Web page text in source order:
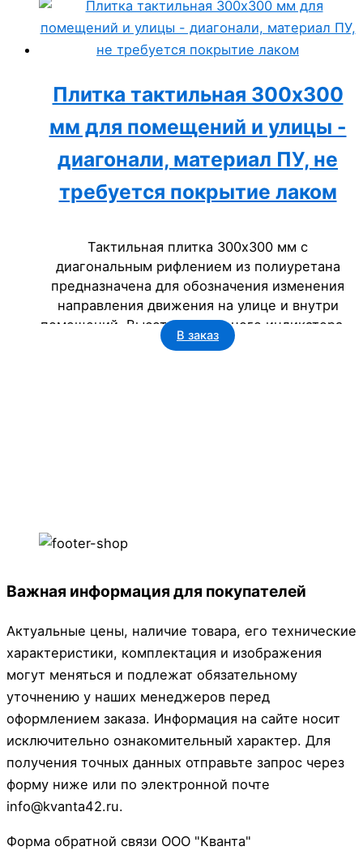
Плитка тактильная 300х300
мм для помещений и улицы -
диагонали, материал ПУ, не
требуется покрытие лаком
Тактильная плитка 300х300 мм с
диагональным рифлением из полиуретана
предназначена для обозначения изменения
направления движения на улице и внутри
помещений. Высота тактильного индикатора 5
мм, основание 2 мм. Материал работает при
В заказ
Важная информация для покупателей
Актуальные цены, наличие товара, его технические
характеристики, комплектация и изображения
могут меняться и подлежат обязательному
уточнению у наших менеджеров перед
оформлением заказа. Информация на сайте носит
исключительно ознакомительный характер. Для
получения точных данных отправьте запрос через
форму ниже или по электронной почте
info@kvanta42.ru.
Форма обратной связи ООО "Кванта"